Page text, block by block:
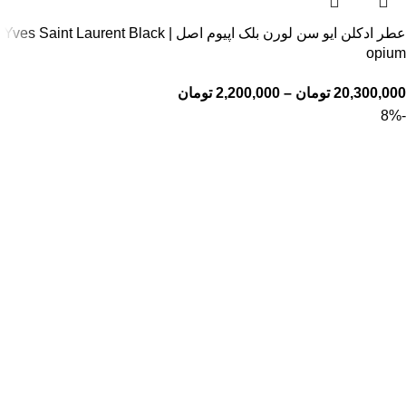
عطر ادکلن ایو سن لورن بلک اپیوم اصل | Yves Saint Laurent Black
opium
20,300,000 تومان –
2,200,000 تومان
-8%